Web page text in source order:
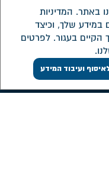
פניות הציבור
באתר. המדיניות
במידע שלך, וכיצד
הקיים בעגור. לפרטים
ועיבוד המידע